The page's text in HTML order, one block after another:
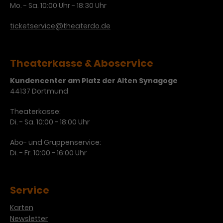
Das ist ein von Google Analytics
gesetztes Cookie. Bestimmte
Daten werden nur maximal einmal
Datenübertragungen
Zweck
Werbeanzeigen zu messen und
Remarketing-Funktionen
bereitzustellen.
Name IDE
Anbieter Google / DoubleClick
Zweck
Mo. - Sa. 10:00 Uhr - 18:30 Uhr
ticketservice@theaterdo.de
Theaterkasse & Aboservice
Kundencenter am Platz der Alten Synagoge
44137 Dortmund
Theaterkasse:
Di. - Sa. 10:00 - 18:00 Uhr
Abo- und Gruppenservice:
Di. - Fr. 10:00 - 16:00 Uhr
Service
Karten
Newsletter